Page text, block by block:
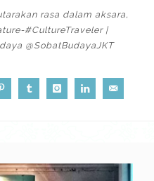
rasa dalam aksara,
#CultureTraveler |
@SobatBudayaJKT